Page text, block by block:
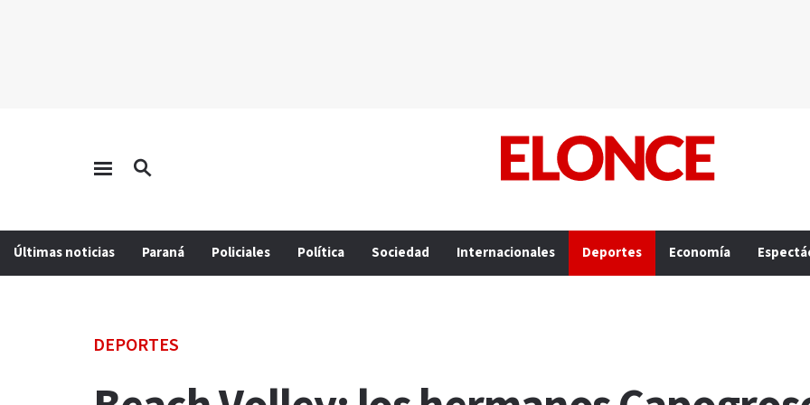
Últimas noticias Paraná Policiales Política Sociedad Internacionales Deportes Economía
DEPORTES